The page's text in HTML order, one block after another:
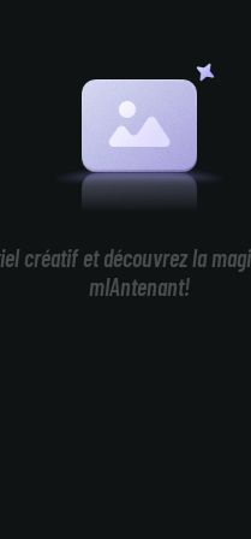
créatif et découvrez la
mIAntenant!